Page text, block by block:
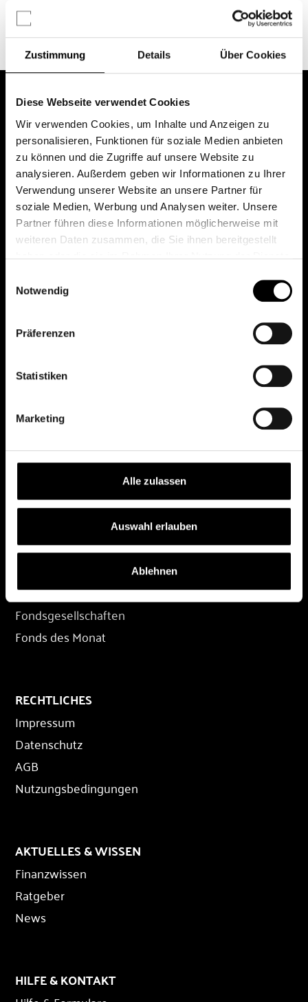
Zustimmung Details Über Cookies
Diese Webseite verwendet Cookies
Wir verwenden Cookies, um Inhalte und Anzeigen zu
personalisieren, Funktionen für soziale Medien anbieten
zu können und die Zugriffe auf unsere Website zu
analysieren. Außerdem geben wir Informationen zu Ihrer
Verwendung unserer Website an unsere Partner für
soziale Medien, Werbung und Analysen weiter. Unsere
Partner führen diese Informationen möglicherweise mit
weiteren Daten zusammen, die Sie ihnen bereitgestellt
Notwendig
Präferenzen
Statistiken
Marketing
Alle zulassen
Auswahl erlauben
Ablehnen
Chancen & Risiken
Das erste Depot in Österreich mit 0€ Kontoführung,
0€ Ausgabeaufschlag und 0€ Depotgebühren bei
knapp 2000 Fonds und 0€ Orderspesen.
All rights reserved.
Depot eröffnen
Konditionen
FONDS
Fondskategorien
Fondsgesellschaften
Fonds des Monat
RECHTLICHES
Impressum
Datenschutz
AGB
Nutzungsbedingungen
AKTUELLES & WISSEN
Finanzwissen
Ratgeber
News
HILFE & KONTAKT